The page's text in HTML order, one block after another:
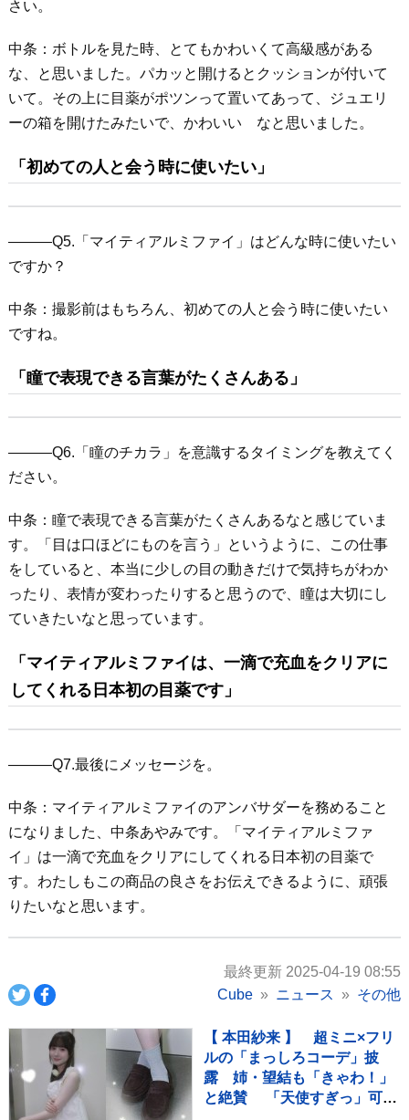
さい。
中条：ボトルを見た時、とてもかわいくて高級感がある
な、と思いました。パカッと開けるとクッションが付いて
いて。その上に目薬がポツンって置いてあって、ジュエリ
ーの箱を開けたみたいで、かわいい なと思いました。
「初めての人と会う時に使いたい」
―――Q5.「マイティアルミファイ」はどんな時に使いたい
ですか？
中条：撮影前はもちろん、初めての人と会う時に使いたい
ですね。
「瞳で表現できる言葉がたくさんある」
―――Q6.「瞳のチカラ」を意識するタイミングを教えてく
ださい。
中条：瞳で表現できる言葉がたくさんあるなと感じていま
す。「目は口ほどにものを言う」というように、この仕事
をしていると、本当に少しの目の動きだけで気持ちがわか
ったり、表情が変わったりすると思うので、瞳は大切にし
ていきたいなと思っています。
「マイティアルミファイは、一滴で充血をクリアに
してくれる日本初の目薬です」
―――Q7.最後にメッセージを。
中条：マイティアルミファイのアンバサダーを務めること
になりました、中条あやみです。「マイティアルミファ
イ」は一滴で充血をクリアにしてくれる日本初の目薬で
す。わたしもこの商品の良さをお伝えできるように、頑張
りたいなと思います。
最終更新 2025-04-19 08:55
Cube
ニュース その他
【 本田紗来 】 超ミニ×フリ
ルの「まっしろコーデ」披
露 姉・望結も「きゃわ！」
と絶賛 「天使すぎっ」可愛